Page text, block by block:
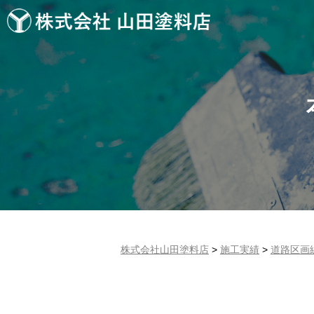
株式会社山田塗料店 > 施工実績 > 道路区画